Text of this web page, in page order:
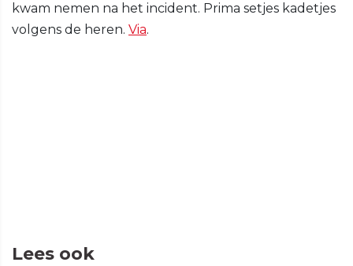
kwam nemen na het incident. Prima setjes kadetjes
volgens de heren. Via.
Lees ook